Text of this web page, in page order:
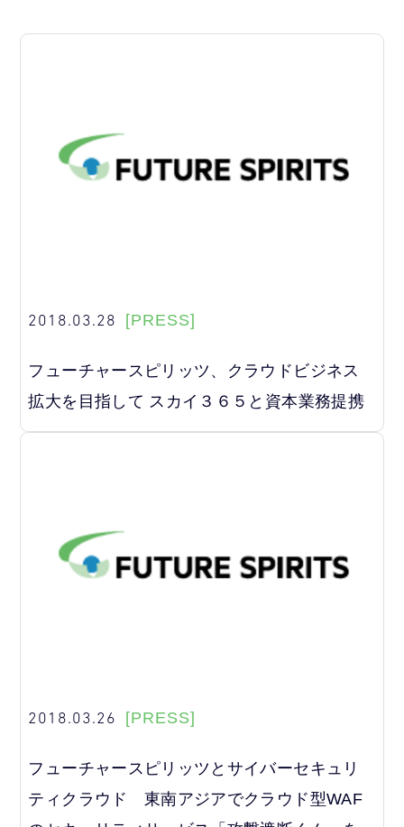
2018.03.28 [PRESS]
フューチャースピリッツ、クラウドビジネス
拡大を目指して スカイ３６５と資本業務提携
2018.03.26 [PRESS]
フューチャースピリッツとサイバーセキュリ
ティクラウド 東南アジアでクラウド型WAF